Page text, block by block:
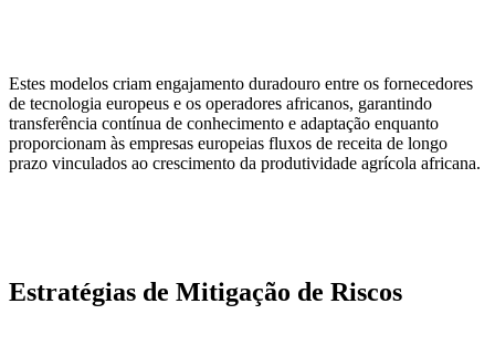
Estes modelos criam engajamento duradouro entre os fornecedores
de tecnologia europeus e os operadores africanos, garantindo
transferência contínua de conhecimento e adaptação enquanto
proporcionam às empresas europeias fluxos de receita de longo
prazo vinculados ao crescimento da produtividade agrícola africana.
Estratégias de Mitigação de Riscos